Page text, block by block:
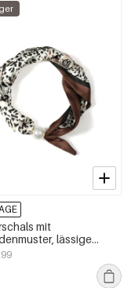
mit
lässige
Alltagsaccessoires